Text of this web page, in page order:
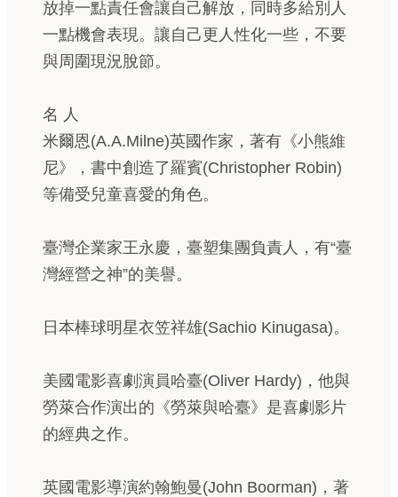
放掉一點責任會讓自己解放，同時多給別人
一點機會表現。讓自己更人性化一些，不要
與周圍現況脫節。
名 人
米爾恩(A.A.Milne)英國作家，著有《小熊維
尼》，書中創造了羅賓(Christopher Robin)
等備受兒童喜愛的角色。
臺灣企業家王永慶，臺塑集團負責人，有“臺
灣經營之神”的美譽。
日本棒球明星衣笠祥雄(Sachio Kinugasa)。
美國電影喜劇演員哈臺(Oliver Hardy)，他與
勞萊合作演出的《勞萊與哈臺》是喜劇影片
的經典之作。
英國電影導演約翰鮑曼(John Boorman)，著